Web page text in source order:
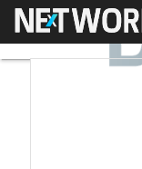
Menu